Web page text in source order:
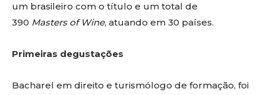
um brasileiro com o título e um total de
390 Masters of Wine, atuando em 30 países.
Primeiras degustações
Bacharel em direito e turismólogo de formação, foi